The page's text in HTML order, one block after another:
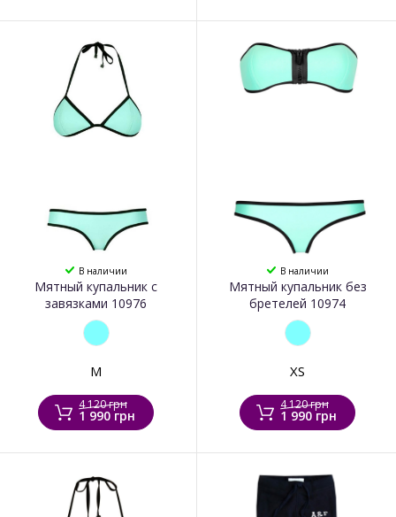
В наличии
Мятный купальник с
завязками 10976
M
4 120 грн
1 990 грн
В наличии
Мятный купальник без
бретелей 10974
XS
4 120 грн
1 990 грн